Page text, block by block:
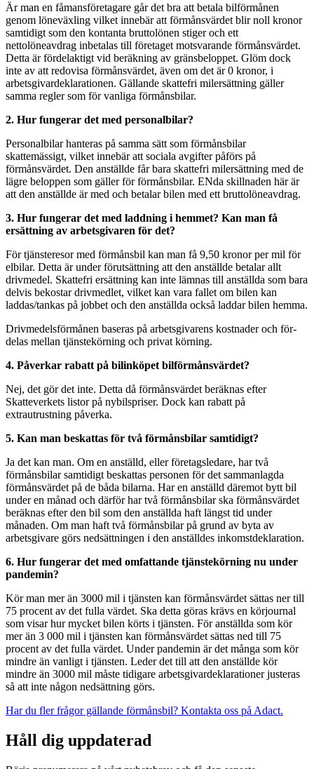
Är man en fåmansföretagare går det bra att betala bilförmånen
genom löneväxling vilket innebär att förmånsvärdet blir noll kronor
samtidigt som den kontanta bruttolönen stiger och ett
nettolöneavdrag inbetalas till företaget motsvarande förmånsvärdet.
Detta är fördelaktigt vid beräkning av gränsbeloppet. Glöm dock
inte av att redovisa förmånsvärdet, även om det är 0 kronor, i
arbetsgivardeklarationen. Gällande skattefri milersättning gäller
samma regler som för vanliga förmånsbilar.
2. Hur fungerar det med personalbilar?
Personalbilar hanteras på samma sätt som förmånsbilar
skattemässigt, vilket innebär att sociala avgifter påförs på
förmånsvärdet. Den anställde får bara skattefri milersättning med de
lägre beloppen som gäller för förmåns­bilar. ENda skillnaden här är
att den anställde är med och betalar bilen med ett bruttolöneavdrag.
3. Hur fungerar det med laddning i hemmet? Kan man få
ersättning av arbetsgivaren för det?
För tjänsteresor med förmånsbil kan man få 9,50 kronor per mil för
elbilar. Detta är under förutsättning att den anställde betalar allt
drivmedel. Skattefri ersättning kan inte lämnas till anställda som bara
delvis bekostar drivmedlet, vilket kan vara fallet om bilen kan
laddas/tankas på jobbet och den anställda också laddar bilen hemma.
Drivmedelsförmånen baseras på arbetsgivarens kostnader och för­
delas mellan tjänstekörning och privat körning.
4. Påverkar rabatt på bilinköpet bil­förmånsvärdet?
Nej, det gör det inte. Detta då förmånsvärdet beräknas efter
Skatteverkets listor på nybilspriser. Dock kan rabatt på
extrautrustning påverka.
5. Kan man beskattas för två för­månsbilar samtidigt?
Ja det kan man. Om en anställd, eller företagsle­dare, har två
förmånsbilar samtidigt beskattas personen för det sammanlagda
förmånsvärdet på de båda bilarna. Har en anställd däremot bytt bil
under en månad och därför har två förmånsbilar ska förmånsvärdet
beräknas efter den bil som den anställda haft längst tid under
månaden. Om man haft två förmånsbilar på grund av byta av
arbetsgivare görs nedsättningen i den anställdes inkomstdeklaration.
6. Hur fungerar det med omfattande tjänstekörning nu under
pandemin?
Kör man mer än 3000 mil i tjänsten kan förmånsvärdet sättas ner till
75 procent av det fulla värdet. Ska detta göras krävs en körjournal
som visar hur mycket bilen körts i tjänsten. För anställda som kör
mer än 3 000 mil i tjänsten kan förmånsvärdet sättas ned till 75
procent av det fulla värdet. Under pandemin är det många som kör
mindre än vanligt i tjänsten. Leder det till att den anställde kör
mindre än 3000 mil måste tidigare arbetsgivardeklarationer justeras
så att inte någon nedsättning görs.
Har du fler frågor gällande förmånsbil? Kontakta oss på Adact.
Håll dig uppdaterad